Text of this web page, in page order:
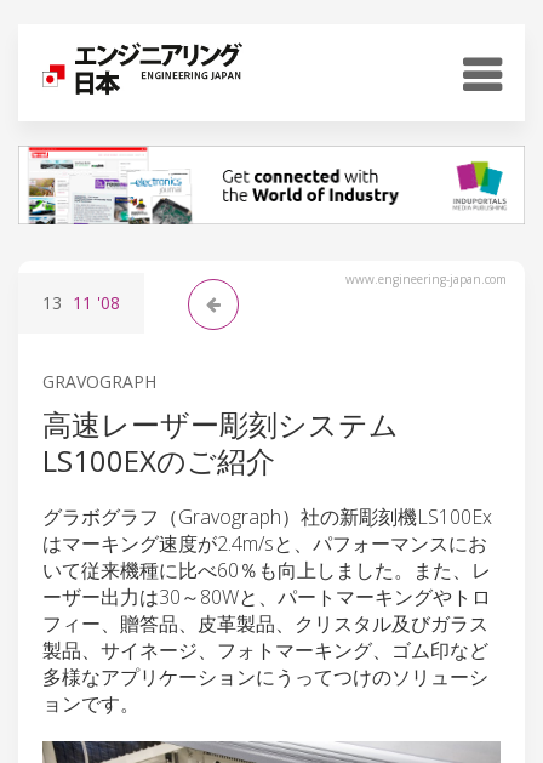
www.engineering-japan.com
13 11 '08
GRAVOGRAPH
高速レーザー彫刻システム
LS100EXのご紹介
グラボグラフ（Gravograph）社の新彫刻機LS100Ex
はマーキング速度が2.4m/sと、パフォーマンスにお
いて従来機種に比べ60％も向上しました。また、レ
ーザー出力は30～80Wと、パートマーキングやトロ
フィー、贈答品、皮革製品、クリスタル及びガラス
製品、サイネージ、フォトマーキング、ゴム印など
多様なアプリケーションにうってつけのソリューシ
ョンです。